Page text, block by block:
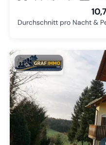
Durchschnitt pro Nacht &